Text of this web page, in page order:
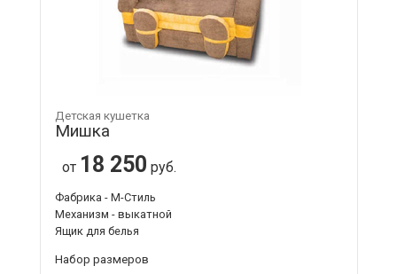
Детская кушетка
Мишка
от 18 250 руб.
Фабрика - М-Стиль
Механизм - выкатной
Ящик для белья
Набор размеров